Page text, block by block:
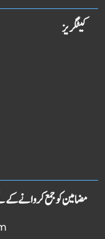
کیٹگریز
مضامین کو جمع کروانے کے